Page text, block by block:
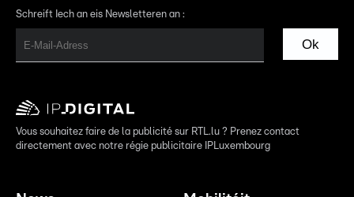
Schreift Iech an eis Newsletteren an :
Ok
Vous souhaitez faire de la publicité sur RTL.lu ? Prenez contact
directement avec notre régie publicitaire IPLuxembourg